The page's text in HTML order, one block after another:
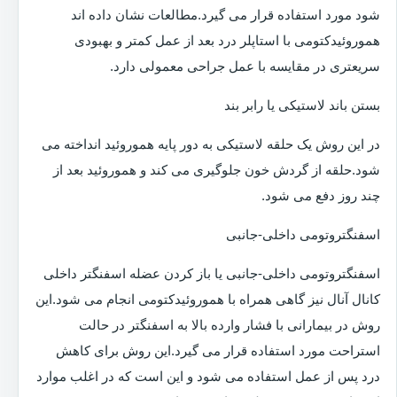
شود مورد استفاده قرار می گیرد.مطالعات نشان داده اند
هموروئیدکتومی با استاپلر درد بعد از عمل کمتر و بهبودی
سریعتری در مقایسه با عمل جراحی معمولی دارد.
بستن باند لاستیکی یا رابر بند
در این روش یک حلقه لاستیکی به دور پایه هموروئید انداخته می
شود.حلقه از گردش خون جلوگیری می کند و هموروئید بعد از
چند روز دفع می شود.
اسفنگتروتومی داخلی-جانبی
اسفنگتروتومی داخلی-جانبی یا باز کردن عضله اسفنگتر داخلی
کانال آنال نیز گاهی همراه با هموروئیدکتومی انجام می شود.این
روش در بیمارانی با فشار وارده بالا به اسفنگتر در حالت
استراحت مورد استفاده قرار می گیرد.این روش برای کاهش
درد پس از عمل استفاده می شود و این است که در اغلب موارد